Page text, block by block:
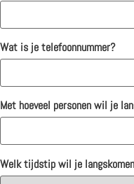
Wat is je telefoonnummer?
Met hoeveel personen wil je
Welk tijdstip wil je